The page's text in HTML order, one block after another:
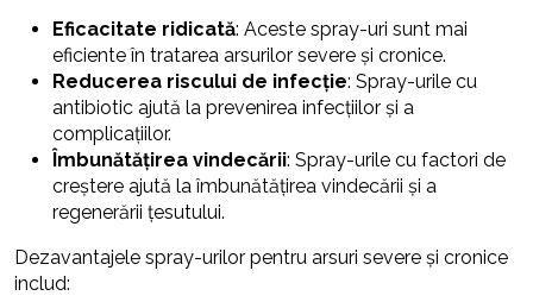
Eficacitate ridicată: Aceste spray-uri sunt mai
eficiente în tratarea arsurilor severe și cronice.
Reducerea riscului de infecție: Spray-urile cu
antibiotic ajută la prevenirea infecțiilor și a
complicațiilor.
Îmbunătățirea vindecării: Spray-urile cu factori de
creștere ajută la îmbunătățirea vindecării și a
regenerării țesutului.
Dezavantajele spray-urilor pentru arsuri severe și cronice
includ: